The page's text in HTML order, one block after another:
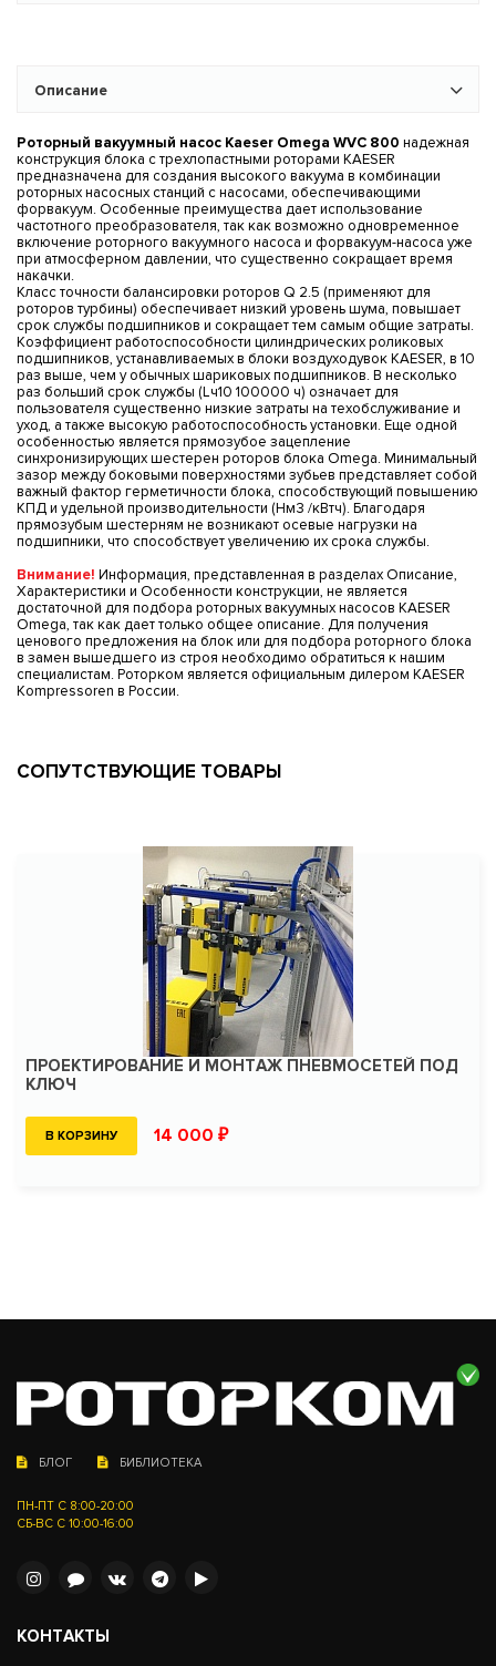
Описание
Роторный вакуумный насос Kaeser Omega WVC 800 надежная
конструкция блока с трехлопастными роторами KAESER
предназначена для создания высокого вакуума в комбинации
роторных насосных станций с насосами, обеспечивающими
форвакуум. Особенные преимущества дает использование
частотного преобразователя, так как возможно одновременное
включение роторного вакуумного насоса и форвакуум-насоса уже
при атмосферном давлении, что существенно сокращает время
накачки.
Класс точности балансировки роторов Q 2.5 (применяют для
роторов турбины) обеспечивает низкий уровень шума, повышает
срок службы подшипников и сокращает тем самым общие затраты.
Коэффициент работоспособности цилиндрических роликовых
подшипников, устанавливаемых в блоки воздуходувок KAESER, в 10
раз выше, чем у обычных шариковых подшипников. В несколько
раз больший срок службы (Lч10 100000 ч) означает для
пользователя существенно низкие затраты на техобслуживание и
уход, а также высокую работоспособность установки. Еще одной
особенностью является прямозубое зацепление
синхронизирующих шестерен роторов блока Omega. Минимальный
зазор между боковыми поверхностями зубьев представляет собой
важный фактор герметичности блока, способствующий повышению
КПД и удельной производительности (Нм3 /кВтч). Благодаря
прямозубым шестерням не возникают осевые нагрузки на
подшипники, что способствует увеличению их срока службы.
Внимание! Информация, представленная в разделах Описание,
Характеристики и Особенности конструкции, не является
достаточной для подбора роторных вакуумных насосов KAESER
Omega, так как дает только общее описание. Для получения
ценового предложения на блок или для подбора роторного блока
в замен вышедшего из строя необходимо обратиться к нашим
специалистам. Роторком является официальным дилером KAESER
Kompressoren в России.
СОПУТСТВУЮЩИЕ ТОВАРЫ
ПРОЕКТИРОВАНИЕ И МОНТАЖ ПНЕВМОСЕТЕЙ ПОД
КЛЮЧ
В КОРЗИНУ 14 000 ₽
БЛОГ БИБЛИОТЕКА
ПН-ПТ С 8:00-20:00
СБ-ВС С 10:00-16:00
КОНТАКТЫ